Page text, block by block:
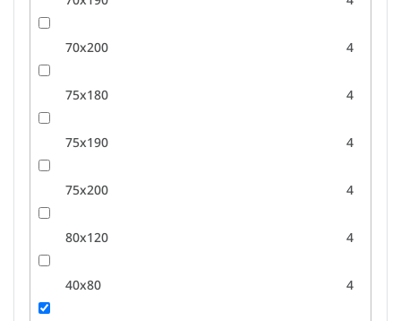
70x200 4
75x180 4
75x190 4
75x200 4
80x120 4
40x80 4